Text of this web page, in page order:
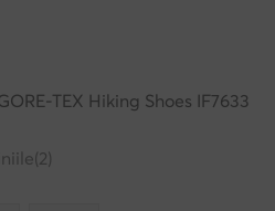
TEX Hiking Shoes IF7633
de la 1 la 5
(2)